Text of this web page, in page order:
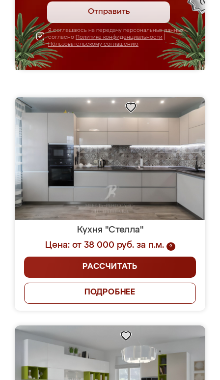
Отправить
Я соглашаюсь на передачу персональных данных
согласно Политике конфиденциальности
Пользовательскому соглашению
Кухня "Стелла"
Цена: от 38 000 руб. за п.м.
?
РАССЧИТАТЬ
ПОДРОБНЕЕ